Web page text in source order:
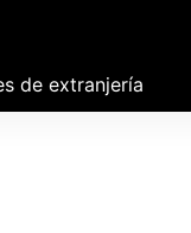
de extranjería